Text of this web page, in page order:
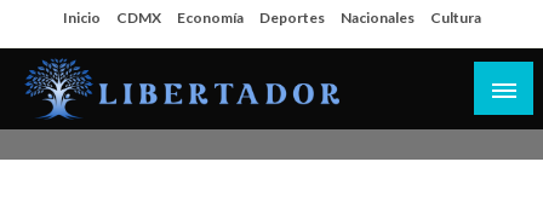
al
contenido
Inicio CDMX Economía Deportes Nacionales Cultura